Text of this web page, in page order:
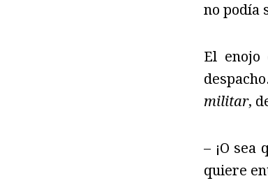
no podía
El enojo
militar,
– ¡O sea
quiere